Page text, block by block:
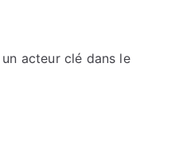
location
acteur clé dans le